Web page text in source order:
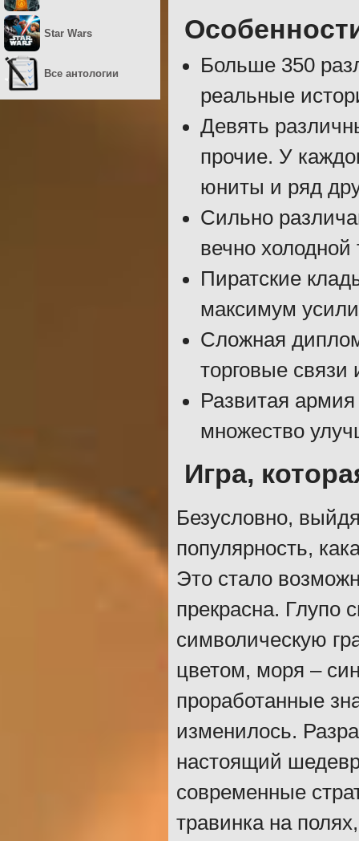
Больше 350
реальные
Девять
прочие. У
юниты и ряд
Сильно
вечно
Пиратские
максимум
Сложная
торговые
Развитая
множество
Игра,
Безусловно,
популярность,
Это стало
прекрасна. Глупо
символическую
цветом, моря –
проработанные
изменилось.
настоящий
современные
травинка на
Star Wars
Все антологии